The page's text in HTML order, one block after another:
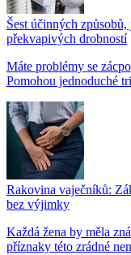
Šest účinných
překvapivých drobností
Máte problémy se
Pomohou jednoduché
Rakovina vaječníků:
bez výjimky
Každá žena by měla
příznaky této zrádné